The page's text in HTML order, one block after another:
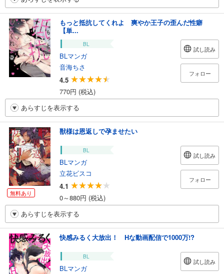
もっと抵抗してくれよ 爽やか王子の歪んだ性癖
【単...
BL
BLマンガ
音海ちさ
4.5
770円 (税込)
試し読み
フォロー
あらすじを表示する
無料あり
獣様は恩返しで孕ませたい
BL
BLマンガ
立花ビスコ
4.1
0～880円 (税込)
試し読み
フォロー
あらすじを表示する
快感みるく大放出！ Hな動画配信で1000万!?
BL
BLマンガ
試し読み